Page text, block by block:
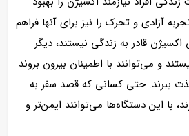
آزادی و تحرک را نیز برای آنها فراهم
قادر به زندگی نیستند، دیگر
و می‌توانند با اطمینان بیرون بروند
ببرند. حتی کسانی که قصد سفر به
با این دستگاه‌ها می‌توانند ایمن‌تر و